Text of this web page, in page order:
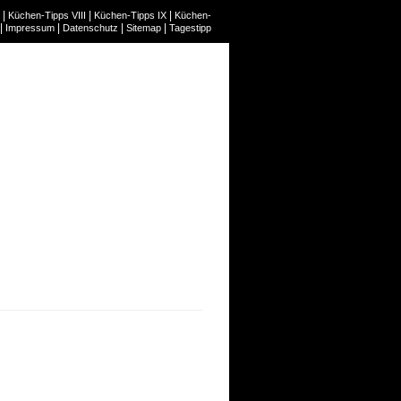
Küchen-Tipps VIII Küchen-Tipps IX
Küchen-
Impressum Datenschutz Sitemap Tagestipp